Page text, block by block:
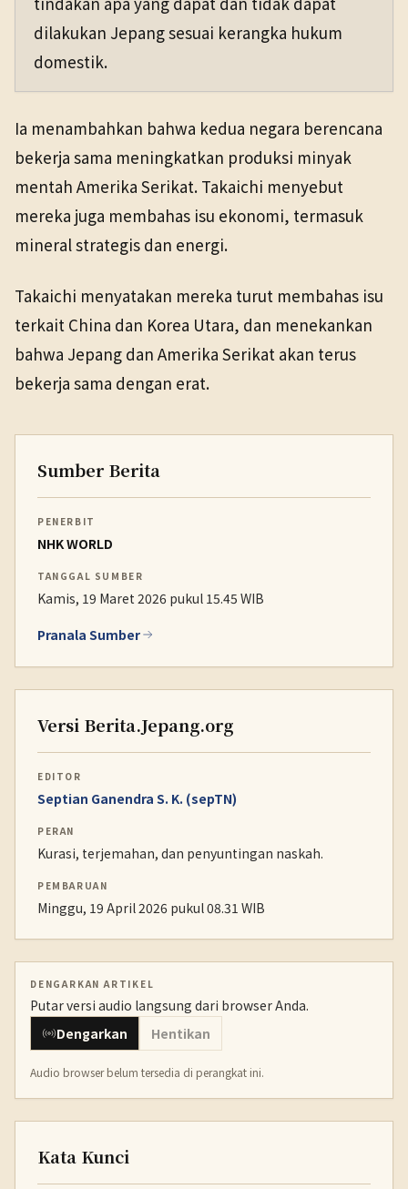
dilakukan Jepang sesuai kerangka hukum
domestik.
Ia menambahkan bahwa kedua negara berencana
bekerja sama meningkatkan produksi minyak
mentah Amerika Serikat. Takaichi menyebut
mereka juga membahas isu ekonomi, termasuk
mineral strategis dan energi.
Takaichi menyatakan mereka turut membahas isu
terkait China dan Korea Utara, dan menekankan
bahwa Jepang dan Amerika Serikat akan terus
bekerja sama dengan erat.
Sumber Berita
PENERBIT
NHK WORLD
TANGGAL SUMBER
Kamis, 19 Maret 2026 pukul 15.45 WIB
Pranala Sumber
Versi Berita.Jepang.org
EDITOR
Septian Ganendra S. K. (sepTN)
PERAN
Kurasi, terjemahan, dan penyuntingan naskah.
PEMBARUAN
Minggu, 19 April 2026 pukul 08.31 WIB
DENGARKAN ARTIKEL
Putar versi audio langsung dari browser Anda.
Dengarkan
Hentikan
Audio browser belum tersedia di perangkat ini.
Kata Kunci